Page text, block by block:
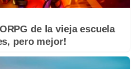
de la vieja escuela
pero mejor!